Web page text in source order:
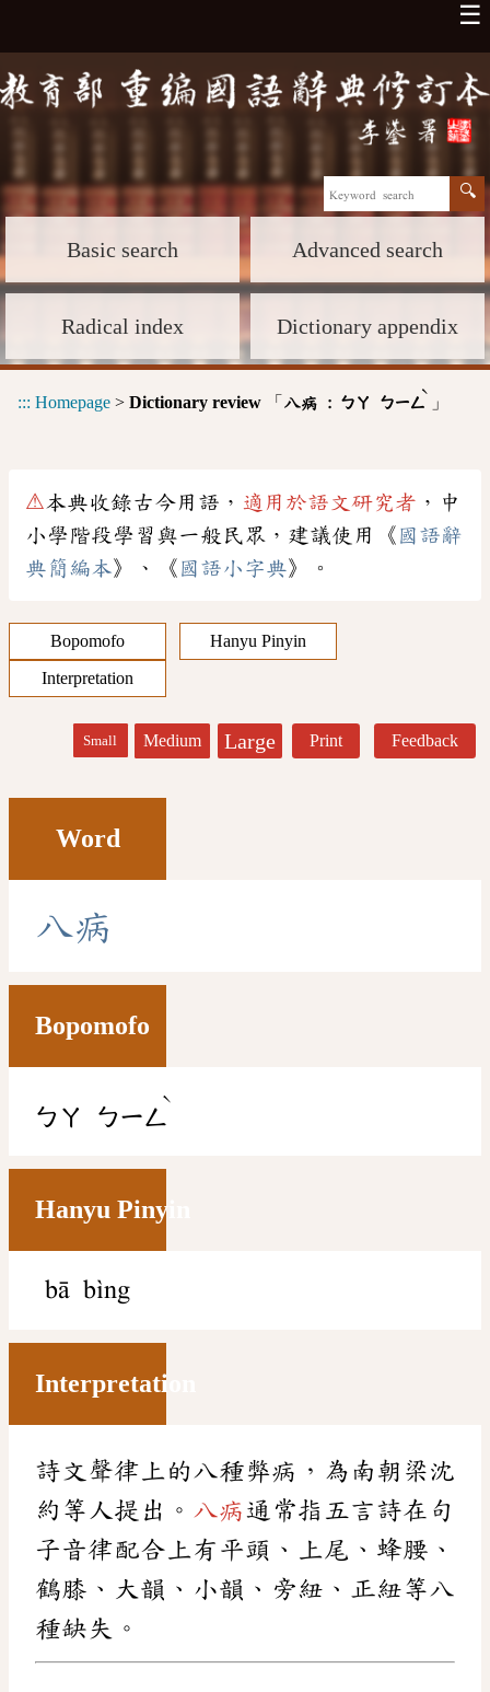
☰
Basic search Advanced search
Radical index Dictionary appendix
::: Homepage > Dictionary review 「 八病 : ㄅㄚ ㄅㄧㄥ
ˋ
」
⚠本典收錄古今用語， 適用於語文研究者 ，中
小學階段學習與一般民眾，建議使用《 國語辭
典簡編本》、《 國語小字典》。
Bopomofo
Hanyu Pinyin
Interpretation
Small Medium Large Print Feedback
Word
八病
Bopomofo
ㄅㄚ ㄅㄧㄥ
ˋ
Hanyu Pinyin
bā bìng
Interpretation
詩文聲律上的八種弊病，為南朝梁沈
約等人提出。 八病通常指五言詩在句
子音律配合上有平頭、上尾、蜂腰、
鶴膝、大韻、小韻、旁紐、正紐等八
種缺失。